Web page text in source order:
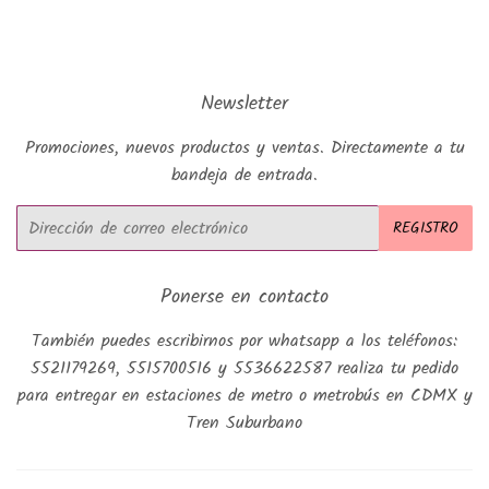
Newsletter
Promociones, nuevos productos y ventas. Directamente a tu
bandeja de entrada.
Correo
electrónico
REGISTRO
Ponerse en contacto
También puedes escribirnos por whatsapp a los teléfonos:
5521179269, 5515700516 y 5536622587 realiza tu pedido
para entregar en estaciones de metro o metrobús en CDMX y
Tren Suburbano